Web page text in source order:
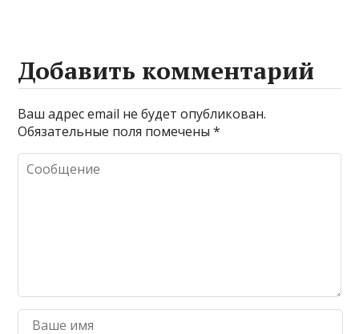
Добавить комментарий
Ваш адрес email не будет опубликован.
Обязательные поля помечены*